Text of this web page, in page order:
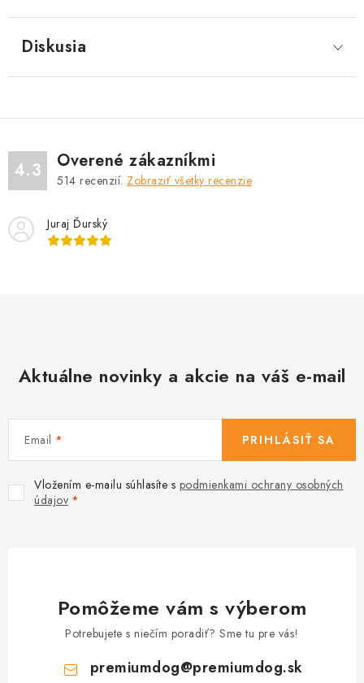
Diskusia
4.3 Overené zákazníkmi
514 recenzií. Zobraziť všetky recenzie
Juraj Ďurský
Aktuálne novinky a akcie na váš e-mail
Email
Vložením e-mailu súhlasíte s podmienkami ochrany osobných
údajov
PRIHLÁSIŤ SA
Pomôžeme vám s výberom
Potrebujete s niečím poradiť? Sme tu pre vás!
premiumdog@premiumdog.sk